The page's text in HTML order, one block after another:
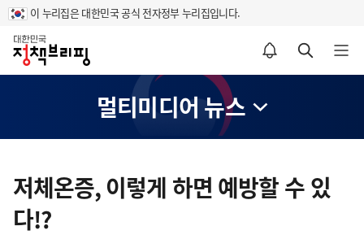
이 누리집은 대한민국 공식 전자정부 누리집입니다.
홈
알림설정 바로가기 검색 바로가기 메뉴 열기
멀티미디어 뉴스
텐
츠
영
저체온증, 이렇게 하면 예방할 수 있
다!?